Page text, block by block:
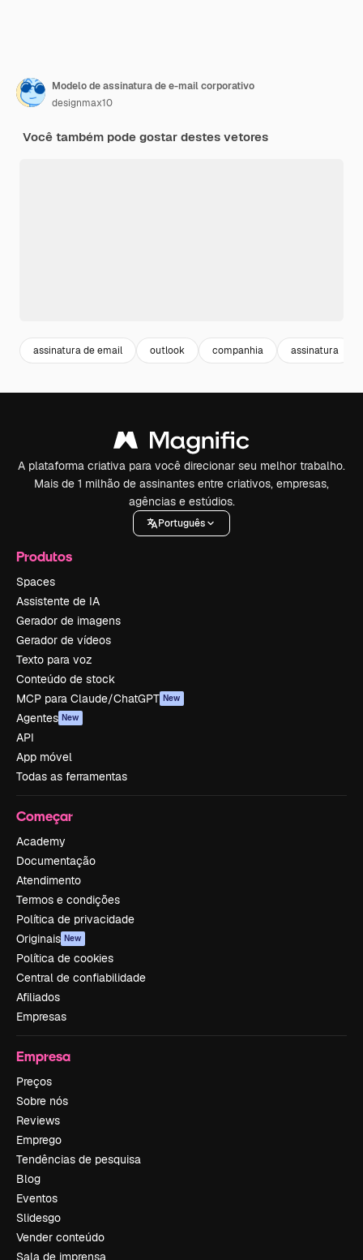
Modelo de assinatura de e-mail corporativo
designmax10
Você também pode gostar destes vetores
assinatura de email outlook companhia assinatura
A plataforma criativa para você direcionar seu melhor trabalho.
Mais de 1 milhão de assinantes entre criativos, empresas,
agências e estúdios.
Português
Produtos
Spaces
Assistente de IA
Gerador de imagens
Gerador de vídeos
Texto para voz
Conteúdo de stock
MCP para Claude/ChatGPT New
Agentes New
API
App móvel
Todas as ferramentas
Começar
Academy
Documentação
Atendimento
Termos e condições
Política de privacidade
Originais New
Política de cookies
Central de confiabilidade
Afiliados
Empresas
Empresa
Preços
Sobre nós
Reviews
Emprego
Tendências de pesquisa
Blog
Eventos
Slidesgo
Vender conteúdo
Sala de imprensa